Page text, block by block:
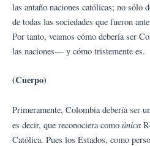
las antaño naciones católicas; no sólo
de todas las sociedades que fueron
Por tanto, veamos cómo debería ser
las naciones— y cómo tristemente es.
(Cuerpo)
Primeramente, Colombia debería ser
es decir, que reconociera como única
Católica. Pues los Estados, como